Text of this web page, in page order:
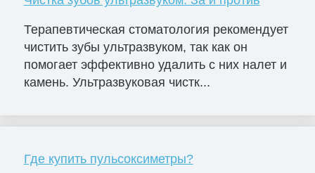
Терапевтическая стоматология рекомендует
чистить зубы ультразвуком, так как он
помогает эффективно удалить с них налет и
камень. Ультразвуковая чистк...
Где купить пульсоксиметры?